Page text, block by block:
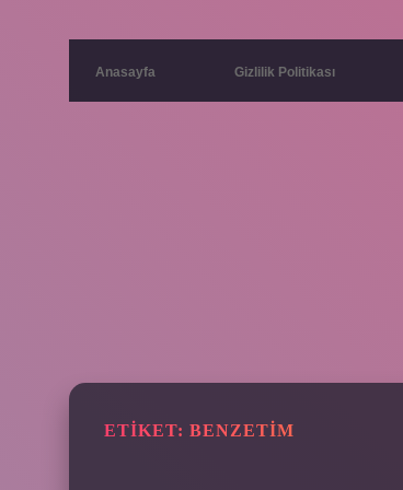
Anasayfa Gizlilik Politikası
ETIKET: BENZETIM